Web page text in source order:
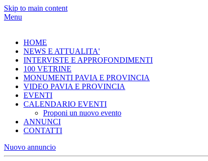
Skip to main content
Menu
HOME
NEWS E ATTUALITA'
INTERVISTE E APPROFONDIMENTI
100 VETRINE
MONUMENTI PAVIA E PROVINCIA
VIDEO PAVIA E PROVINCIA
EVENTI
CALENDARIO EVENTI
Proponi un nuovo evento
ANNUNCI
CONTATTI
Nuovo annuncio